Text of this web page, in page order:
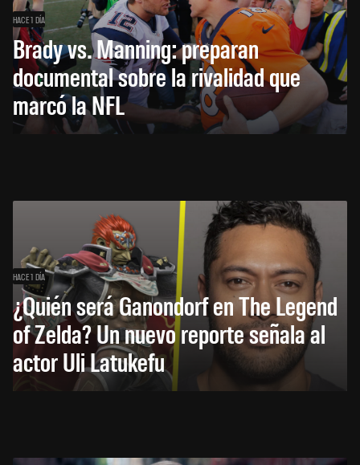
HACE 1 DÍA
Brady vs. Manning: preparan
documental sobre la rivalidad que
marcó la NFL
HACE 1 DÍA
¿Quién será Ganondorf en The Legend
of Zelda? Un nuevo reporte señala al
actor Uli Latukefu